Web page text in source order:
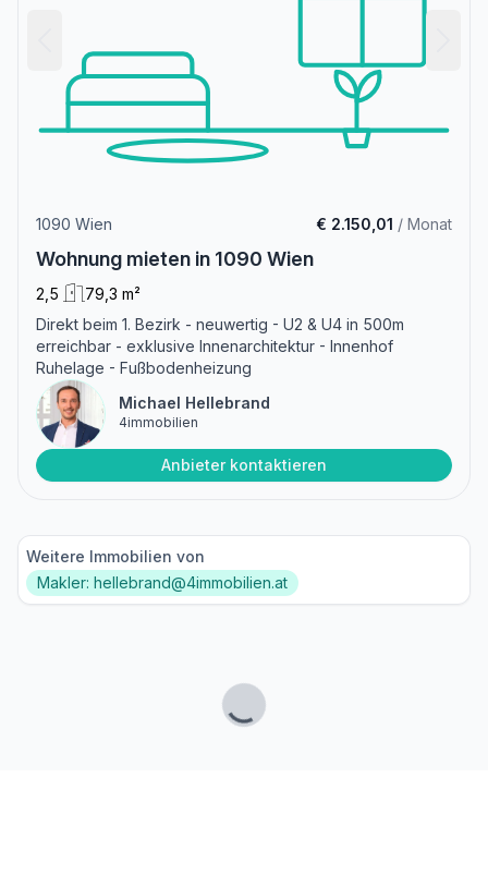
1090 Wien € 2.150,01 / Monat
Wohnung mieten in 1090 Wien
2,5
79,3 m²
Direkt beim 1. Bezirk - neuwertig - U2 & U4 in 500m
erreichbar - exklusive Innenarchitektur - Innenhof
Ruhelage - Fußbodenheizung
Michael Hellebrand
4immobilien
Anbieter kontaktieren
Weitere Immobilien von
Makler: hellebrand@4immobilien.at